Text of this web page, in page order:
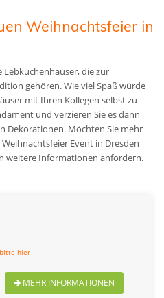
Weihnachtsfeier in
Lebkuchenhäuser, die zur
gehören. Wie viel Spaß würde
mit Ihren Kollegen selbst zu
und verzieren Sie es dann
Dekorationen. Möchten Sie mehr
Event in Dresden
weitere Informationen anfordern.
hier
MEHR INFORMATIONEN